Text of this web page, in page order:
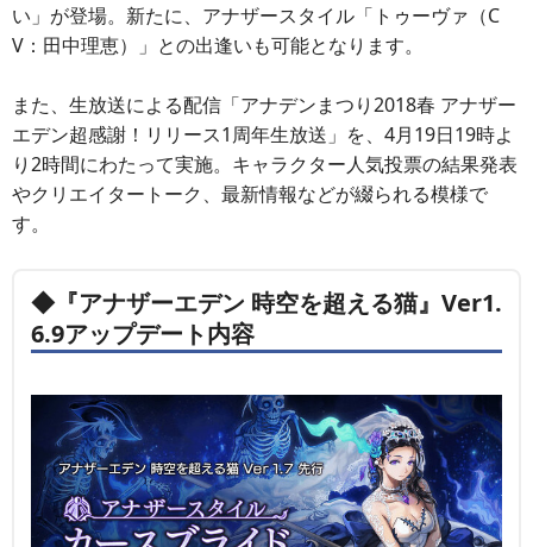
い」が登場。新たに、アナザースタイル「トゥーヴァ（C
V：田中理恵）」との出逢いも可能となります。
また、生放送による配信「アナデンまつり2018春 アナザー
エデン超感謝！リリース1周年生放送」を、4月19日19時よ
り2時間にわたって実施。キャラクター人気投票の結果発表
やクリエイタートーク、最新情報などが綴られる模様で
す。
◆『アナザーエデン 時空を超える猫』Ver1.
6.9アップデート内容